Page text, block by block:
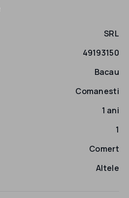
SRL
49193150
Bacau
Comanesti
1 ani
1
Comert
Altele